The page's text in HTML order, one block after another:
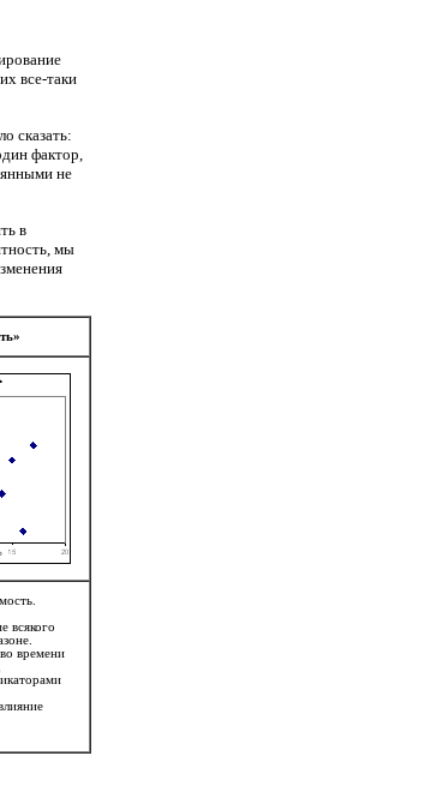
все-таки
сказать:
фактор,
не
в
мы
всякого
времени